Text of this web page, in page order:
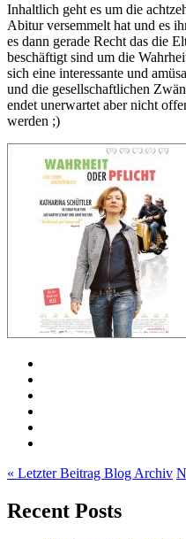
Inhaltlich geht es um die
Abitur versemmelt hat und es
es dann gerade Recht das die
beschäftigt sind um die
sich eine interessante und
und die gesellschaftlichen
endet unerwartet aber nicht
werden ;)
« Letzter Beitrag Blog Archiv
Recent Posts